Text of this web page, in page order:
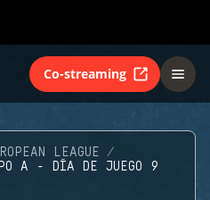
Co-streaming
LEAGUE
A - DÍA DE JUEGO 9